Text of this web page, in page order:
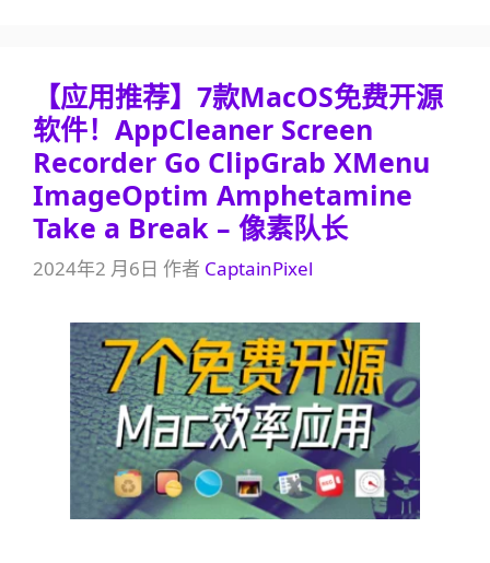
【应用推荐】7款MacOS免费开源
软件！AppCleaner Screen
Recorder Go ClipGrab XMenu
ImageOptim Amphetamine
Take a Break – 像素队长
2024年2 月6日 作者 CaptainPixel